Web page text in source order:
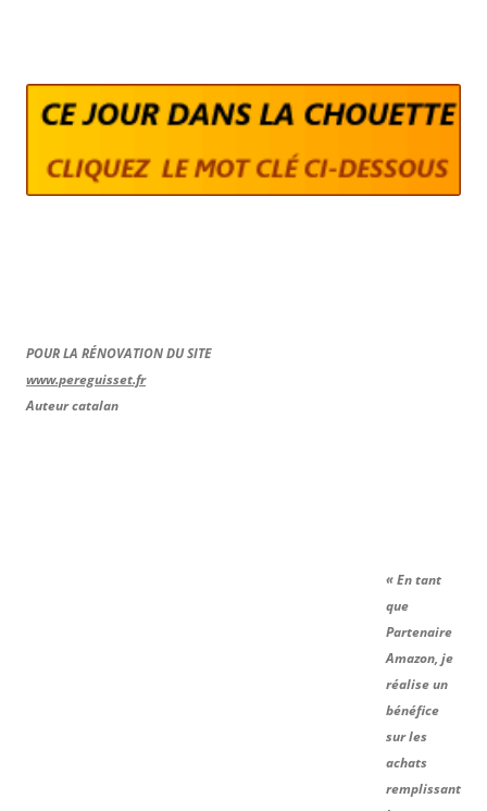
POUR LA RÉNOVATION DU SITE
www.pereguisset.fr
Auteur catalan
« En tant
que
Partenaire
Amazon, je
réalise un
bénéfice
sur les
achats
remplissant